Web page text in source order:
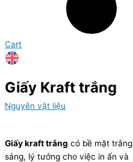
Cart
Giấy Kraft trắng
Nguyên vật liệu
Giấy kraft trắng có bề mặt trắng
sáng, lý tưởng cho việc in ấn và